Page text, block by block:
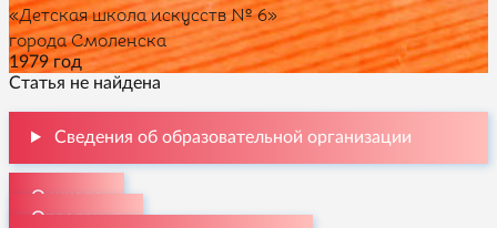
«Детская школа искусств № 6»
города Смоленска
1979 год
Статья не найдена
Сведения об образовательной организации
О школе
Отделения